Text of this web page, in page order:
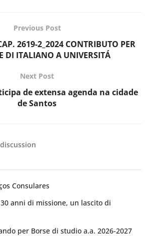
Previous Post
2619-2_2024 CONTRIBUTO PER
DI ITALIANO A UNIVERSITÁ
Next Post
de extensa agenda na cidade
de Santos
Consulares
anni di missione, un lascito di
per Borse di studio a.a. 2026-2027